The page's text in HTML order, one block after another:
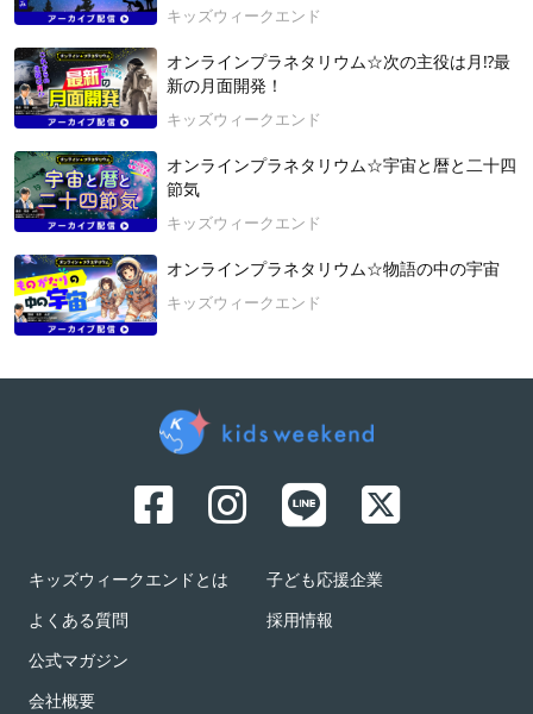
キッズウィークエンド
オンラインプラネタリウム☆次の主役は月⁉最
新の月面開発！
キッズウィークエンド
オンラインプラネタリウム☆宇宙と暦と二十四
節気
キッズウィークエンド
オンラインプラネタリウム☆物語の中の宇宙
キッズウィークエンド
キッズウィークエンドとは
よくある質問
公式マガジン
会社概要
子ども応援企業
採用情報